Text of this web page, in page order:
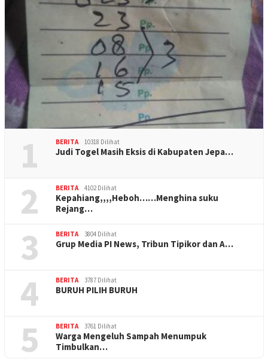
1 BERITA 10318 Dilihat
Judi Togel Masih Eksis di Kabupaten Jepa…
2 BERITA 4102 Dilihat
Kepahiang,,,,Heboh……Menghina suku
Rejang…
3 BERITA 3804 Dilihat
Grup Media PI News, Tribun Tipikor dan A…
4 BERITA 3787 Dilihat
BURUH PILIH BURUH
5 BERITA 3761 Dilihat
Warga Mengeluh Sampah Menumpuk
Timbulkan…